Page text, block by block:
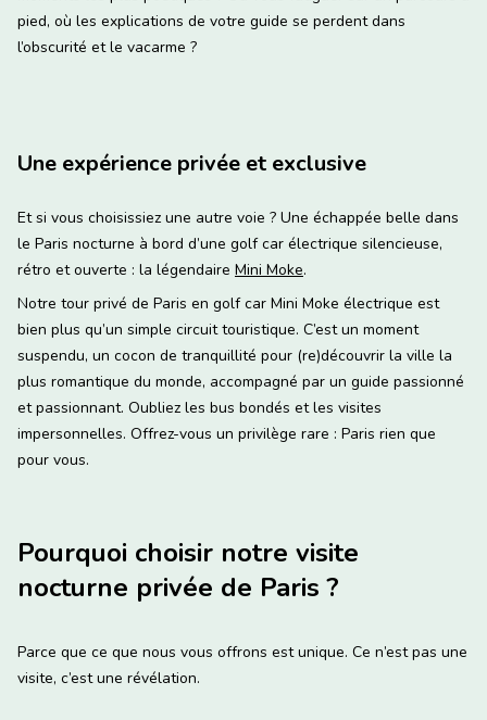
pied, où les explications de votre guide se perdent dans
l’obscurité et le vacarme ?
Une expérience privée et exclusive
Et si vous choisissiez une autre voie ? Une échappée belle dans
le Paris nocturne à bord d’une golf car électrique silencieuse,
rétro et ouverte : la légendaire Mini Moke.
Notre tour privé de Paris en golf car Mini Moke électrique est
bien plus qu’un simple circuit touristique. C’est un moment
suspendu, un cocon de tranquillité pour (re)découvrir la ville la
plus romantique du monde, accompagné par un guide passionné
et passionnant. Oubliez les bus bondés et les visites
impersonnelles. Offrez-vous un privilège rare : Paris rien que
pour vous.
Pourquoi choisir notre visite
nocturne privée de Paris ?
Parce que ce que nous vous offrons est unique. Ce n’est pas une
visite, c’est une révélation.